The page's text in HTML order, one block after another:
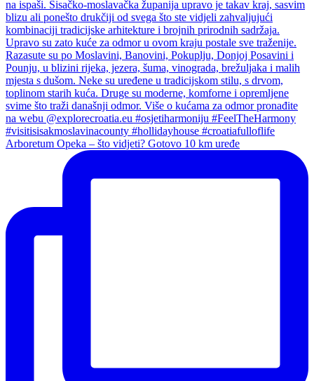
Arboretum Opeka – što vidjeti? Gotovo 10 km uređe